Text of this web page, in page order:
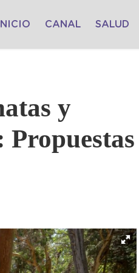
INICIO CANAL SALUD
y